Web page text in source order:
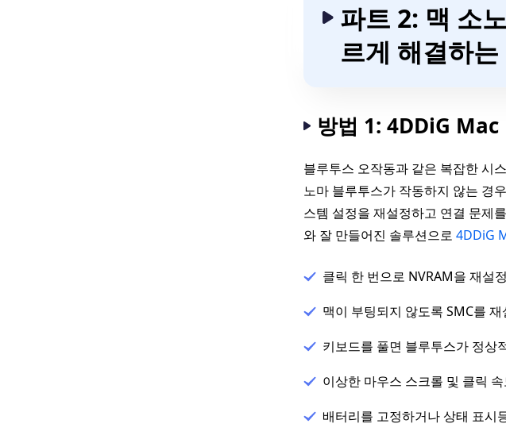
파트 2: 맥 소
르게 해결하는
방법 1: 4DDiG
블루투스 오작동과 같은 복잡한 시
노마 블루투스가 작동하지 않는 경
스템 설정을 재설정하고 연결 문제
와 잘 만들어진 솔루션으로 4DDiG
클릭 한 번으로 NVRAM을 재설
맥이 부팅되지 않도록 SMC를
키보드를 풀면 블루투스가 정상
이상한 마우스 스크롤 및 클릭
배터리를 고정하거나 상태 표시